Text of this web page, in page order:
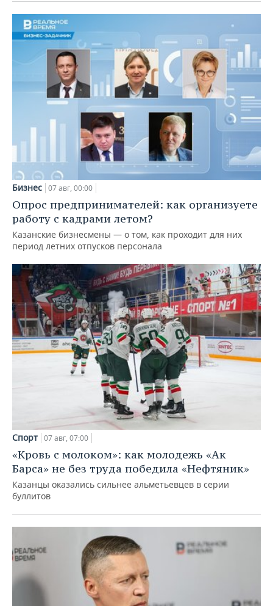
Бизнес 07 авг, 00:00
Опрос предпринимателей: как организуете
работу с кадрами летом?
Казанские бизнесмены — о том, как проходит для них
период летних отпусков персонала
Спорт 07 авг, 07:00
«Кровь с молоком»: как молодежь «Ак
Барса» не без труда победила «Нефтяник»
Казанцы оказались сильнее альметьевцев в серии
буллитов